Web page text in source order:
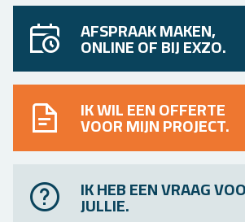
AFSPRAAK MAKEN,
ONLINE OF BIJ EXZO.
IK WIL EEN OFFERTE
VOOR MIJN PROJECT.
IK HEB EEN VRAAG
JULLIE.